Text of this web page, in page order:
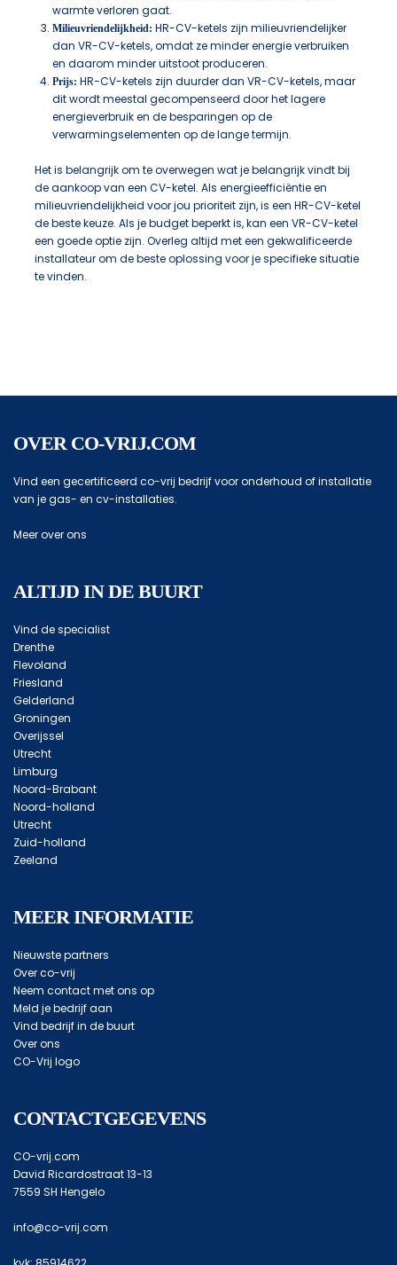
warmte verloren gaat.
Milieuvriendelijkheid: HR-CV-ketels zijn milieuvriendelijker
dan VR-CV-ketels, omdat ze minder energie verbruiken
en daarom minder uitstoot produceren.
Prijs: HR-CV-ketels zijn duurder dan VR-CV-ketels, maar
dit wordt meestal gecompenseerd door het lagere
energieverbruik en de besparingen op de
verwarmingselementen op de lange termijn.
Het is belangrijk om te overwegen wat je belangrijk vindt bij
de aankoop van een CV-ketel. Als energieefficiëntie en
milieuvriendelijkheid voor jou prioriteit zijn, is een HR-CV-ketel
de beste keuze. Als je budget beperkt is, kan een VR-CV-ketel
een goede optie zijn. Overleg altijd met een gekwalificeerde
installateur om de beste oplossing voor je specifieke situatie
te vinden.
OVER CO-VRIJ.COM
Vind een gecertificeerd co-vrij bedrijf voor onderhoud of installatie
van je gas- en cv-installaties.
Meer over ons
ALTIJD IN DE BUURT
Vind de specialist
Drenthe
Flevoland
Friesland
Gelderland
Groningen
Overijssel
Utrecht
Limburg
Noord-Brabant
Noord-holland
Utrecht
Zuid-holland
Zeeland
MEER INFORMATIE
Nieuwste partners
Over co-vrij
Neem contact met ons op
Meld je bedrijf aan
Vind bedrijf in de buurt
Over ons
CO-Vrij logo
CONTACTGEGEVENS
CO-vrij.com
David Ricardostraat 13-13
7559 SH Hengelo
info@co-vrij.com